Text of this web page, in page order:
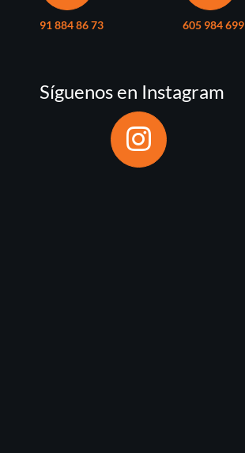
91 884 86 73 605 984 699
Síguenos en Instagram